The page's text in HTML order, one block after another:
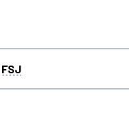
FSJ